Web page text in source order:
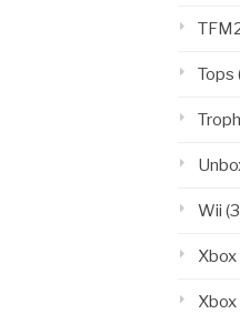
Tops
Wii
Xbox